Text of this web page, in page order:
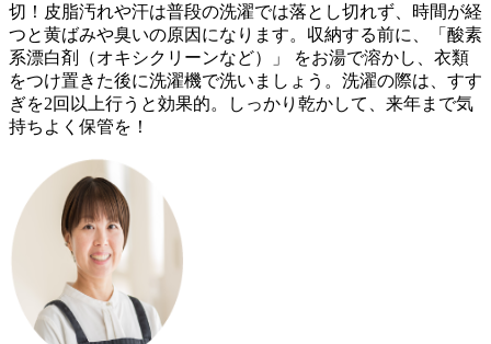
切！皮脂汚れや汗は普段の洗濯では落とし切れず、時間が経
つと黄ばみや臭いの原因になります。収納する前に、「酸素
系漂白剤（オキシクリーンなど）」 をお湯で溶かし、衣類
をつけ置きた後に洗濯機で洗いましょう。洗濯の際は、すす
ぎを2回以上行うと効果的。しっかり乾かして、来年まで気
持ちよく保管を！